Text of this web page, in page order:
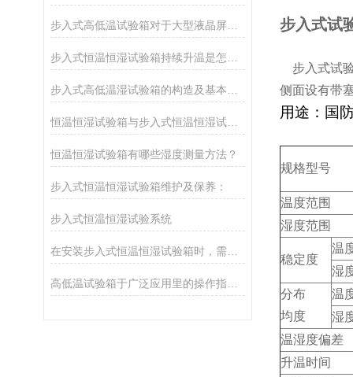
恒温恒湿试验箱有哪些湿度测量方法？
步入式恒温恒湿试验箱维护及保养：
步入式恒温恒湿试验系统
步入式试
步入式试
侧面设有带
用途： 国
规格型号
温度范围
湿度范围
稳定度
温
湿
分布
均度
温
湿
温湿度偏差
升温时间